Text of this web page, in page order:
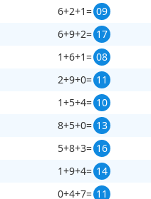
6+2+1= 09
6+9+2= 17
1+6+1= 08
2+9+0= 11
1+5+4= 10
8+5+0= 13
5+8+3= 16
1+9+4= 14
0+4+7= 11